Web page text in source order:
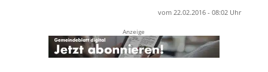
vom 22.02.2016 - 08:02 Uhr
Anzeige